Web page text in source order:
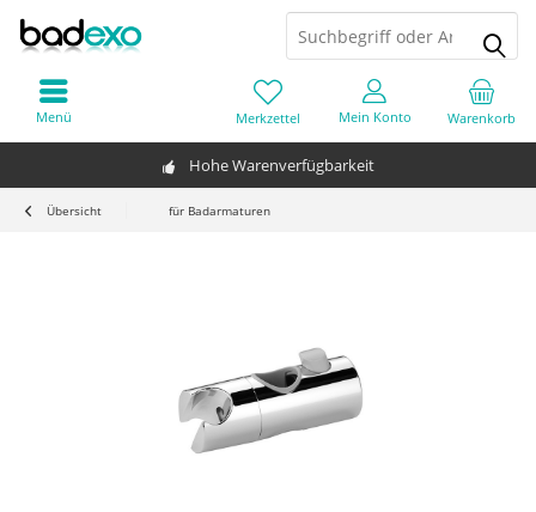
Hohe Warenverfügbarkeit
Warenkorb
Merkzettel Mein Konto
Menü
Übersicht für Badarmaturen